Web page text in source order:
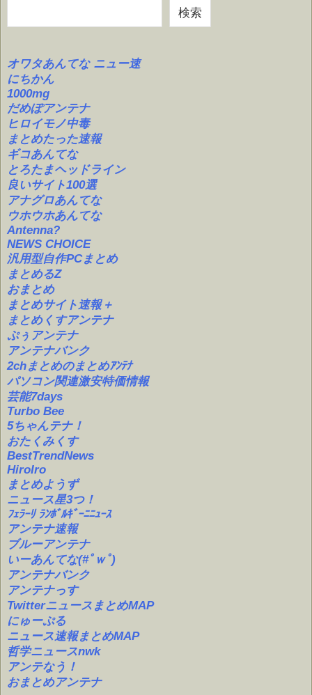
検索
オワタあんてな ニュー速
にちかん
1000mg
だめぽアンテナ
ヒロイモノ中毒
まとめたった速報
ギコあんてな
とろたまヘッドライン
良いサイト100選
アナグロあんてな
ウホウホあんてな
Antenna?
NEWS CHOICE
汎用型自作PCまとめ
まとめるZ
おまとめ
まとめサイト速報＋
まとめくすアンテナ
ぷぅアンテナ
アンテナバンク
2chまとめのまとめｱﾝﾃﾅ
パソコン関連激安特価情報
芸能7days
Turbo Bee
5ちゃんテナ！
おたくみくす
BestTrendNews
HiroIro
まとめようず
ニュース星3つ！
ﾌｪﾗｰﾘ ﾗﾝﾎﾞﾙｷﾞｰﾆﾆｭｰｽ
アンテナ速報
ブルーアンテナ
いーあんてな(#ﾟｗﾟ)
アンテナバンク
アンテナっす
TwitterニュースまとめMAP
にゅーぷる
ニュース速報まとめMAP
哲学ニュースnwk
アンテなう！
おまとめアンテナ